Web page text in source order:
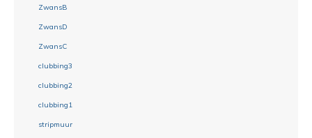
ZwansB
ZwansD
ZwansC
clubbing3
clubbing2
clubbing1
stripmuur